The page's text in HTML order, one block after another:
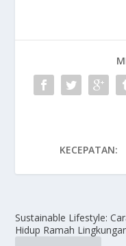
KECEPATAN:
Sustainable Lifestyle:
Hidup Ramah